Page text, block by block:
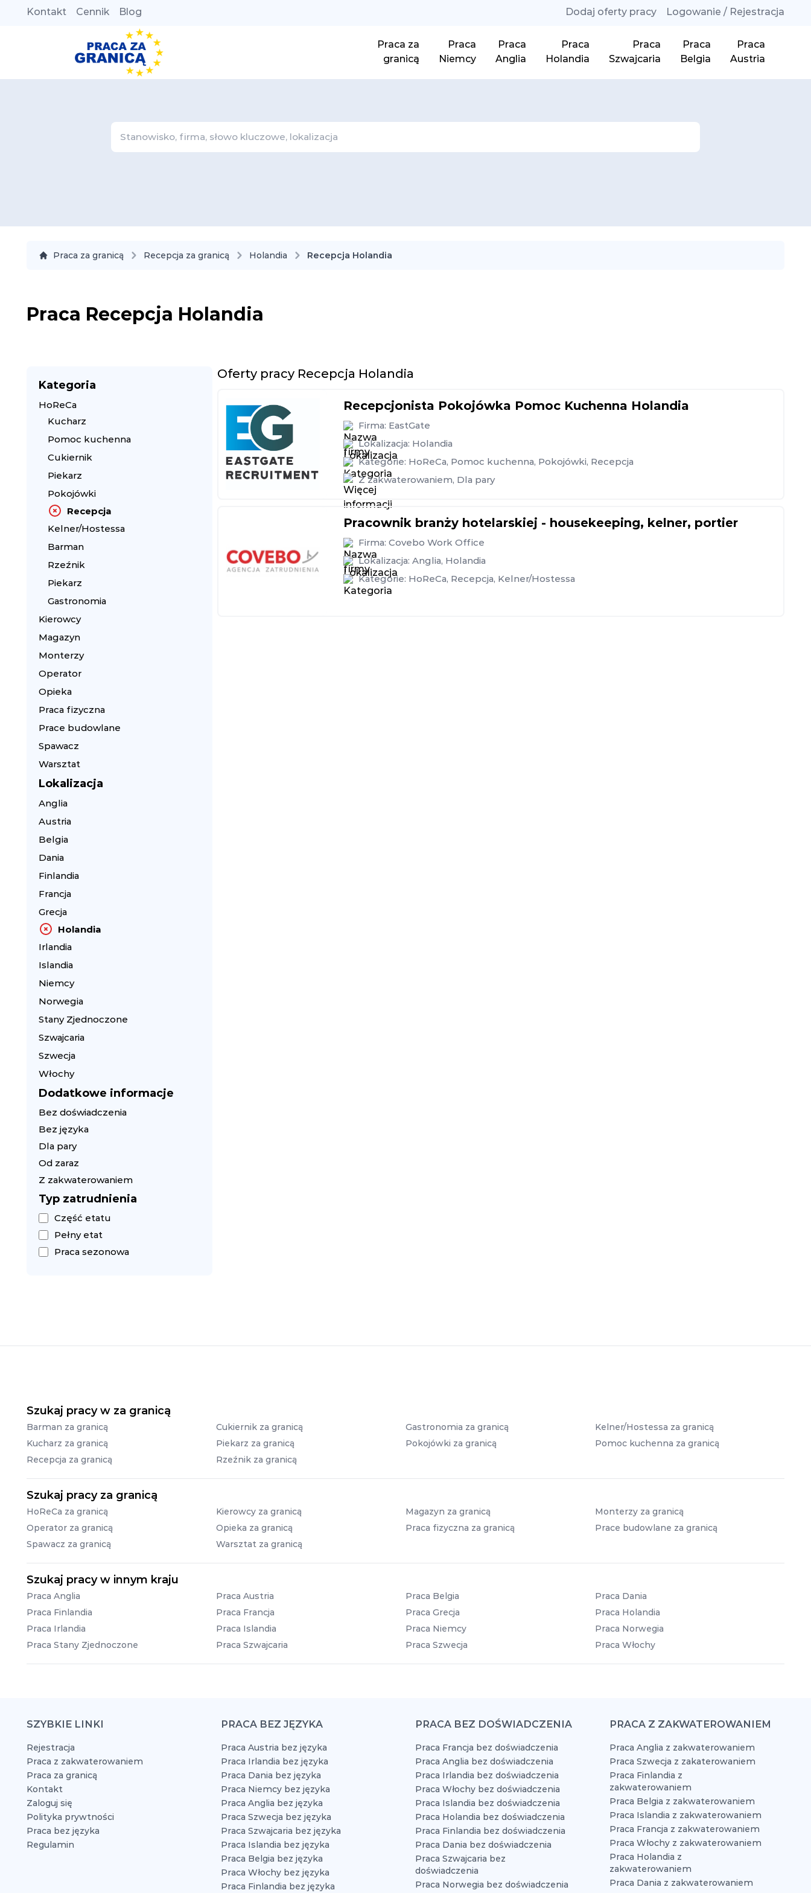
Kontakt Cennik Blog Dodaj oferty pracy Logowanie / Rejestracja
Praca za
granicą
Praca
Niemcy
Praca
Anglia
Praca
Holandia
Praca
Szwajcaria
Praca
Belgia
Praca
Austria
Praca za granicą Recepcja za granicą Holandia Recepcja Holandia
Praca Recepcja Holandia
Kategoria
HoReCa
Kucharz
Pomoc kuchenna
Cukiernik
Piekarz
Pokojówki
Recepcja
Kelner/Hostessa
Barman
Rzeźnik
Piekarz
Gastronomia
Kierowcy
Magazyn
Monterzy
Operator
Opieka
Praca fizyczna
Prace budowlane
Spawacz
Warsztat
Lokalizacja
Anglia
Austria
Belgia
Dania
Finlandia
Francja
Grecja
Holandia
Irlandia
Islandia
Niemcy
Norwegia
Stany Zjednoczone
Szwajcaria
Szwecja
Włochy
Dodatkowe informacje
Bez doświadczenia
Bez języka
Dla pary
Od zaraz
Z zakwaterowaniem
Typ zatrudnienia
Część etatu
Pełny etat
Praca sezonowa
Oferty pracy Recepcja Holandia
Recepcjonista Pokojówka Pomoc Kuchenna Holandia
Firma: EastGate
Lokalizacja: Holandia
Kategorie: HoReCa, Pomoc kuchenna, Pokojówki, Recepcja
Z zakwaterowaniem, Dla pary
Pracownik branży hotelarskiej - housekeeping, kelner, portier
Firma: Covebo Work Office
Lokalizacja: Anglia, Holandia
Kategorie: HoReCa, Recepcja, Kelner/Hostessa
Szukaj pracy w za granicą
Barman za granicą Cukiernik za granicą Gastronomia za granicą
Kelner/Hostessa za granicą
Kucharz za granicą
Piekarz za granicą Pokojówki za granicą
Pomoc kuchenna za granicą
Recepcja za granicą
Rzeźnik za granicą
Szukaj pracy za granicą
HoReCa za granicą Kierowcy za granicą Magazyn za granicą
Monterzy za granicą
Operator za granicą
Opieka za granicą Praca fizyczna za granicą
Prace budowlane za granicą
Spawacz za granicą
Warsztat za granicą
Szukaj pracy w innym kraju
Praca Anglia Praca Austria Praca Belgia
Praca Dania
Praca Finlandia
Praca Francja Praca Grecja
Praca Holandia
Praca Irlandia
Praca Islandia Praca Niemcy
Praca Norwegia
Praca Stany Zjednoczone
Praca Szwajcaria Praca Szwecja Praca Włochy
SZYBKIE LINKI
Rejestracja
Praca z zakwaterowaniem
Praca za granicą
Kontakt
Zaloguj się
Polityka prywtności
Praca bez języka
Regulamin
PRACA BEZ JĘZYKA
Praca Austria bez języka
Praca Irlandia bez języka
Praca Dania bez języka
Praca Niemcy bez języka
Praca Anglia bez języka
Praca Szwecja bez języka
Praca Szwajcaria bez języka
Praca Islandia bez języka
Praca Belgia bez języka
Praca Włochy bez języka
Praca Finlandia bez języka
PRACA BEZ DOŚWIADCZENIA
Praca Francja bez doświadczenia
Praca Anglia bez doświadczenia
Praca Irlandia bez doświadczenia
Praca Włochy bez doświadczenia
Praca Islandia bez doświadczenia
Praca Holandia bez doświadczenia
Praca Finlandia bez doświadczenia
Praca Dania bez doświadczenia
Praca Szwajcaria bez
doświadczenia
Praca Norwegia bez doświadczenia
PRACA Z ZAKWATEROWANIEM
Praca Anglia z zakwaterowaniem
Praca Szwecja z zakaterowaniem
Praca Finlandia z
zakwaterowaniem
Praca Belgia z zakwaterowaniem
Praca Islandia z zakwaterowaniem
Praca Francja z zakwaterowaniem
Praca Włochy z zakwaterowaniem
Praca Holandia z
zakwaterowaniem
Praca Dania z zakwaterowaniem